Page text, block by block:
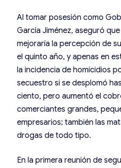
Al tomar posesión como
García Jiménez, aseguró
mejoraría la percepción de
el quinto año, y apenas en
la incidencia de homicidios
secuestro si se desplomó
ciento, pero aumentó el
comerciantes grandes,
empresarios; también las
drogas de todo tipo.
En la primera reunión de